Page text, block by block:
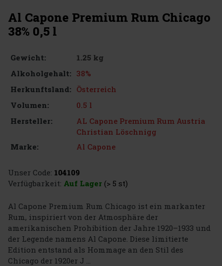
Al Capone Premium Rum Chicago
38% 0,5 l
Gewicht:
1.25 kg
Alkoholgehalt: 38%
Herkunftsland: Österreich
Volumen:
0.5 l
Hersteller:
AL Capone Premium Rum Austria
Christian Löschnigg
Marke:
Al Capone
Unser Code: 104109
Verfügbarkeit: Auf Lager (> 5 st)
Al Capone Premium Rum Chicago ist ein markanter
Rum, inspiriert von der Atmosphäre der
amerikanischen Prohibition der Jahre 1920–1933 und
der Legende namens Al Capone. Diese limitierte
Edition entstand als Hommage an den Stil des
Chicago der 1920er J ...